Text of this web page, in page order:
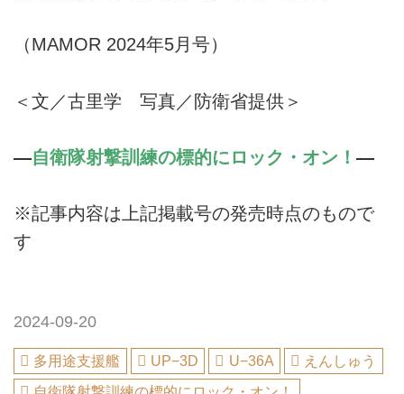
（MAMOR 2024年5月号）
＜文／古里学 写真／防衛省提供＞
―自衛隊射撃訓練の標的にロック・オン！ ―
※記事内容は上記掲載号の発売時点のもので
す
2024-09-20
多用途支援艦 UP−3D U−36A
えんしゅう